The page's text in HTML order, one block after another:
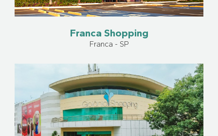
Franca Shopping
Franca - SP